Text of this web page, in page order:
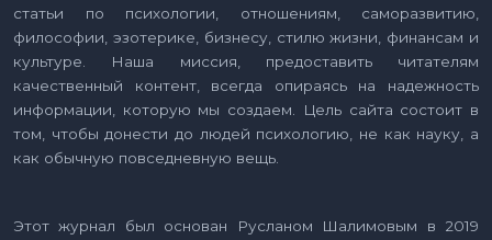
статьи по психологии, отношениям, саморазвитию,
философии, эзотерике, бизнесу, стилю жизни, финансам и
культуре. Наша миссия, предоставить читателям
качественный контент, всегда опираясь на надежность
информации, которую мы создаем. Цель сайта состоит в
том, чтобы донести до людей психологию, не как науку, а
как обычную повседневную вещь.
Этот журнал был основан Русланом Шалимовым в 2019